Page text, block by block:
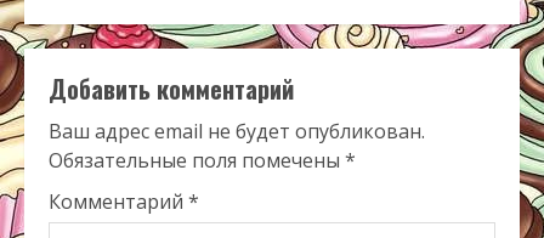
Добавить комментарий
Ваш адрес email не будет опубликован.
Обязательные поля помечены *
Комментарий *